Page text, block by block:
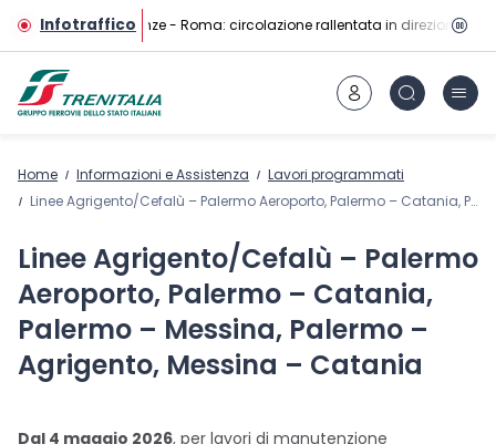
Vai al contenuto principale
Infotraffico
Linea AV Firenze - Roma: circolazione rallentata in direzione
Home Informazioni e Assistenza
Lavori programmati
Linee Agrigento/Cefalù – Palermo Aeroporto, Palermo – Catania, Palermo – Messina, Palermo – Agrigento, Messina – Catania
Linee Agrigento/Cefalù – Palermo
Aeroporto, Palermo – Catania,
Palermo – Messina, Palermo –
Agrigento, Messina – Catania
Dal 4 maggio 2026, per lavori di manutenzione